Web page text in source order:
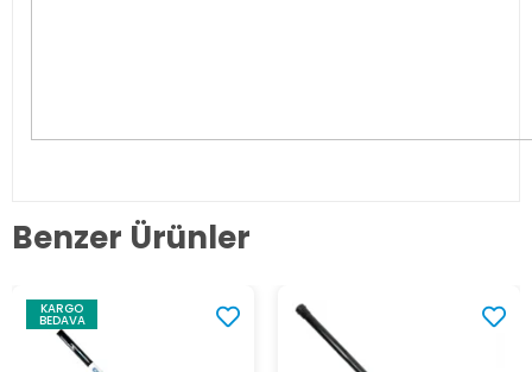
Benzer Ürünler
KARGO
BEDAVA